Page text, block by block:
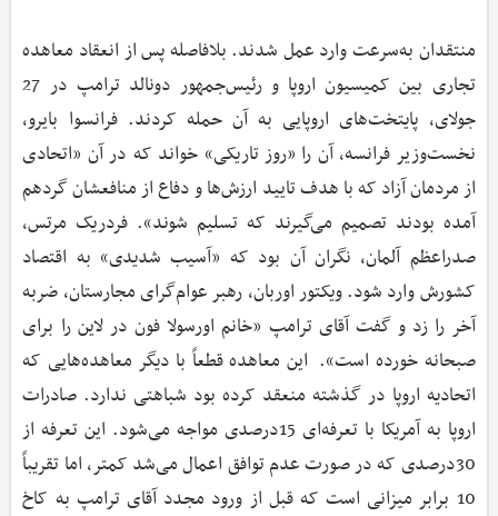
منتقدان به‌سرعت وارد عمل شدند. بلافاصله پس از انعقاد معاهده
تجاری بین کمیسیون اروپا و رئیس‌جمهور دونالد ترامپ در 27
جولای، پایتخت‌های اروپایی به آن حمله کردند. فرانسوا بایرو،
نخست‌وزیر فرانسه، آن را «روز تاریکی» خواند که در آن «اتحادی
از مردمان آزاد که با هدف تایید ارزش‌ها و دفاع از منافعشان گردهم
آمده بودند تصمیم می‌گیرند که تسلیم شوند». فردریک مرتس،
صدراعظم آلمان، نگران آن بود که «آسیب شدیدی» به اقتصاد
کشورش وارد شود. ویکتور اوربان، رهبر عوام‌گرای مجارستان، ضربه
آخر را زد و گفت آقای ترامپ «خانم اورسولا فون در لاین را برای
صبحانه خورده است». این معاهده قطعاً با دیگر معاهده‌هایی که
اتحادیه اروپا در گذشته منعقد کرده بود شباهتی ندارد. صادرات
اروپا به آمریکا با تعرفه‌ای 15درصدی مواجه می‌شود. این تعرفه از
30درصدی که در صورت عدم توافق اعمال می‌شد کمتر، اما تقریباً
10 برابر میزانی است که قبل از ورود مجدد آقای ترامپ به کاخ